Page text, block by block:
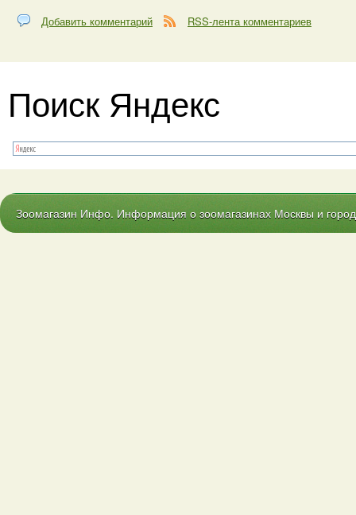
Добавить комментарий RSS-лента комментариев
Поиск Яндекс
Зоомагазин Инфо. Информация о зоомагазинах Москвы и